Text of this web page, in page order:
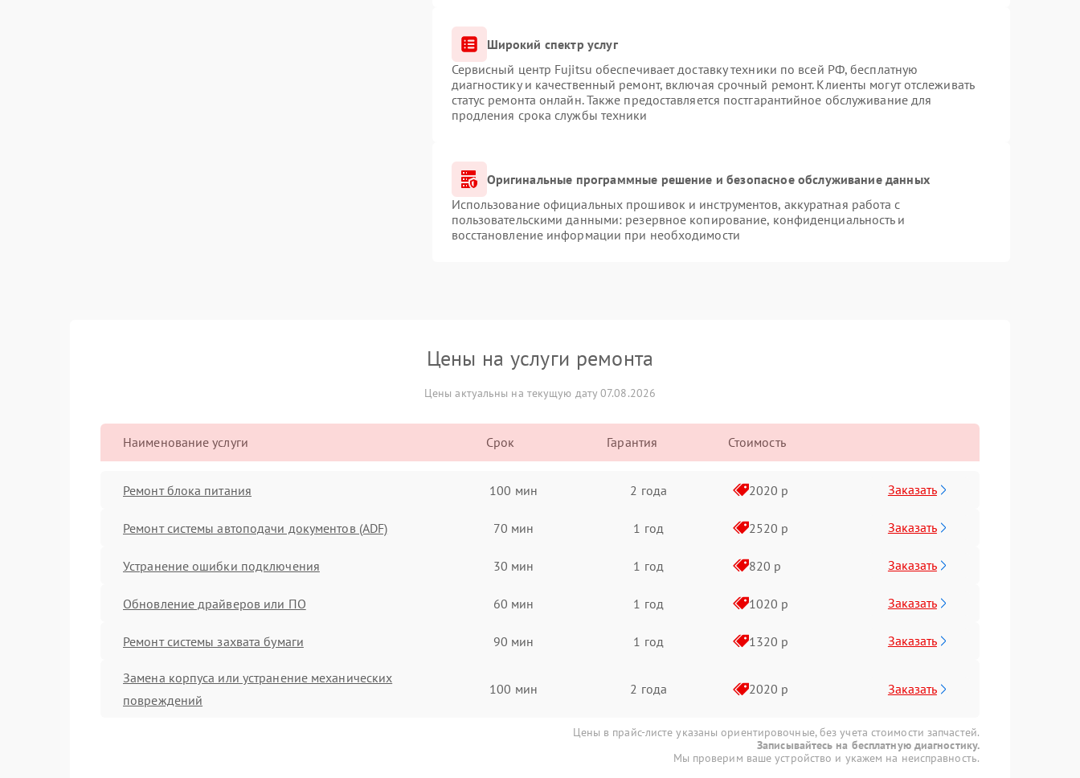
Широкий спектр услуг
Сервисный центр Fujitsu обеспечивает доставку техники по всей РФ, бесплатную
диагностику и качественный ремонт, включая срочный ремонт. Клиенты могут отслеживать
статус ремонта онлайн. Также предоставляется постгарантийное обслуживание для
продления срока службы техники
Оригинальные программные решение и безопасное обслуживание данных
Использование официальных прошивок и инструментов, аккуратная работа с
пользовательскими данными: резервное копирование, конфиденциальность и
восстановление информации при необходимости
Цены на услуги ремонта
Цены актуальны на текущую дату 07.08.2026
Наименование услуги Срок Гарантия Стоимость
Ремонт блока питания 100 мин 2 года 2020 р Заказать
Ремонт системы автоподачи документов (ADF) 70 мин 1 год 2520 р Заказать
Устранение ошибки подключения 30 мин 1 год 820 р Заказать
Обновление драйверов или ПО 60 мин 1 год 1020 р Заказать
Ремонт системы захвата бумаги 90 мин 1 год 1320 р Заказать
Замена корпуса или устранение механических
повреждений
100 мин 2 года 2020 р Заказать
Цены в прайс-листе указаны ориентировочные, без учета стоимости запчастей.
Записывайтесь на бесплатную диагностику.
Мы проверим ваше устройство и укажем на неисправность.